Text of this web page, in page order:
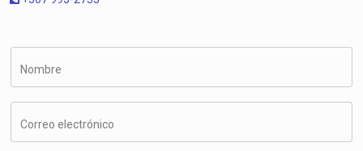
Nombre
Correo electrónico